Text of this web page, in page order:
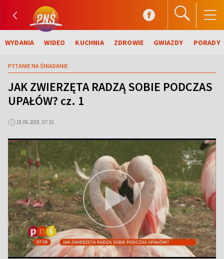
WYDANIA WIDEO KUCHNIA ZDROWIE GWIAZDY PORADY
PYTANIE NA ŚNIADANIE
JAK ZWIERZĘTA RADZĄ SOBIE PODCZAS
UPAŁÓW? cz. 1
18.06.2018, 07:32